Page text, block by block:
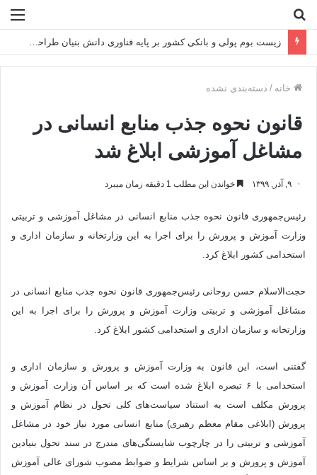
زیست بوم پولی و بانکی کشور بر پایه فناوری دانش بنیان طراحی می شود
خانه / دسته‌بندی نشده
قانون نحوه جذب منابع انسانی در
مشاغل آموزشی ابلاغ شد
۹, آذر, ۱۳۹۹ خواندن این مطلب 1 دقیقه زمان میبرد
رئیس‌جمهوری قانون نحوه جذب منابع انسانی در مشاغل آموزشی و تربیتی
وزارت آموزش و پرورش را برای اجرا به این وزارتخانه و سازمان اداری و
استخدامی کشور ابلاغ کرد.
حجت‌الاسلام حسن روحانی رئیس‌جمهوری قانون نحوه جذب منابع انسانی در
مشاغل آموزشی و تربیتی وزارت آموزش و پرورش را برای اجرا به این
وزارتخانه و سازمان اداری و استخدامی کشور ابلاغ کرد.
گفتنی است، این قانون به وزارت آموزش و پرورش و سازمان اداری و
استخدامی با ۶ تبصره ابلاغ شده است که بر اساس آن وزارت آموزش و
پرورش مکلف است به استناد سیاست‌های کلی تحول در نظام آموزش و
پرورش (ابلاغی مقام معظم رهبری) منابع انسانی مورد نیاز خود در مشاغل
آموزشی و تربیتی را در چارچوب شایستگی‌های مندرج در سند تحول بنیادین
آموزش و پرورش و بر اساس شرایط و ضوابط مصوب شورای عالی آموزش